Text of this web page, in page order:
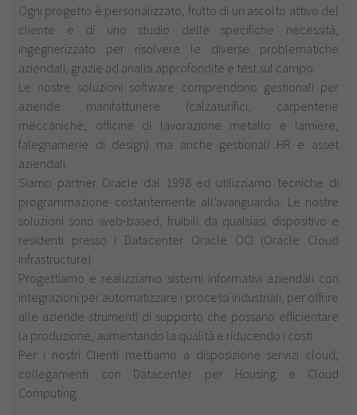
Ogni progetto è personalizzato, frutto di un ascolto attivo del
cliente e di uno studio delle specifiche necessità,
ingegnerizzato per risolvere le diverse problematiche
aziendali, grazie ad analisi approfondite e test sul campo.
Le nostre soluzioni software comprendono gestionali per
aziende manifatturiere (calzaturifici, carpenterie
meccaniche, officine di lavorazione metallo e lamiere,
falegnamerie di design) ma anche gestionali HR e asset
aziendali.
Siamo partner Oracle dal 1998 ed utilizziamo tecniche di
programmazione costantemente all’avanguardia. Le nostre
soluzioni sono web-based, fruibili da qualsiasi dispositivo e
residenti presso i Datacenter Oracle OCI (Oracle Cloud
Infrastructure).
Progettiamo e realizziamo sistemi informativi aziendali con
integrazioni per automatizzare i processi industriali, per offrire
alle aziende strumenti di supporto che possano efficientare
la produzione, aumentando la qualità e riducendo i costi.
Per i nostri Clienti mettiamo a disposizione servizi cloud,
collegamenti con Datacenter per Housing e Cloud
Computing.